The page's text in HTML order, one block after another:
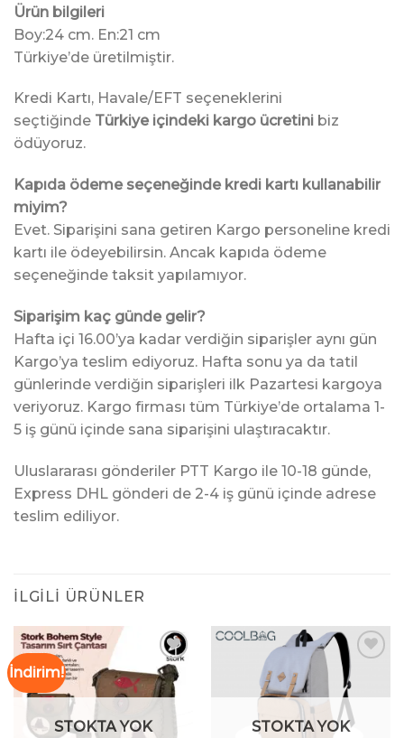
Ürün bilgileri
Boy:24 cm. En:21 cm
Türkiye’de üretilmiştir.
Kredi Kartı, Havale/EFT seçeneklerini
seçtiğinde Türkiye içindeki kargo ücretini biz
ödüyoruz.
Kapıda ödeme seçeneğinde kredi kartı kullanabilir
miyim?
Evet. Siparişini sana getiren Kargo personeline kredi
kartı ile ödeyebilirsin. Ancak kapıda ödeme
seçeneğinde taksit yapılamıyor.
Siparişim kaç günde gelir?
Hafta içi 16.00’ya kadar verdiğin siparişler aynı gün
Kargo’ya teslim ediyoruz. Hafta sonu ya da tatil
günlerinde verdiğin siparişleri ilk Pazartesi kargoya
veriyoruz. Kargo firması tüm Türkiye’de ortalama 1-
5 iş günü içinde sana siparişini ulaştıracaktır.
Uluslararası gönderiler PTT Kargo ile 10-18 günde,
Express DHL gönderi de 2-4 iş günü içinde adrese
teslim ediliyor.
İLGILI ÜRÜNLER
İndirim!
Ekle
STOKTA YOK
İstek
Listeme
Ekle
STOKTA YOK